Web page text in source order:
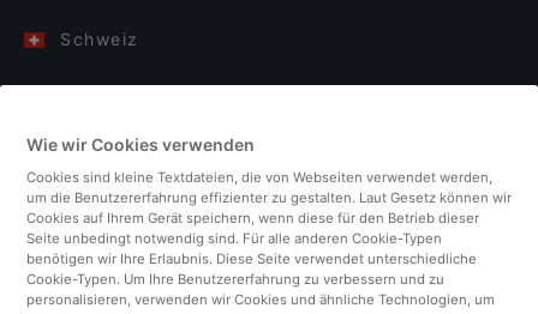
Schweiz
Italien
Finnland
Vereinigtes Königreich
Wie wir Cookies verwenden
Cookies sind kleine Textdateien, die von Webseiten verwendet werden,
um die Benutzererfahrung effizienter zu gestalten. Laut Gesetz können wir
Cookies auf Ihrem Gerät speichern, wenn diese für den Betrieb dieser
Seite unbedingt notwendig sind. Für alle anderen Cookie-Typen
benötigen wir Ihre Erlaubnis. Diese Seite verwendet unterschiedliche
Cookie-Typen. Um Ihre Benutzererfahrung zu verbessern und zu
personalisieren, verwenden wir Cookies und ähnliche Technologien, um